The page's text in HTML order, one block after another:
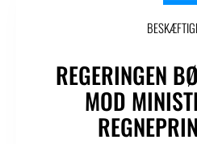
REGERINGEN
MOD